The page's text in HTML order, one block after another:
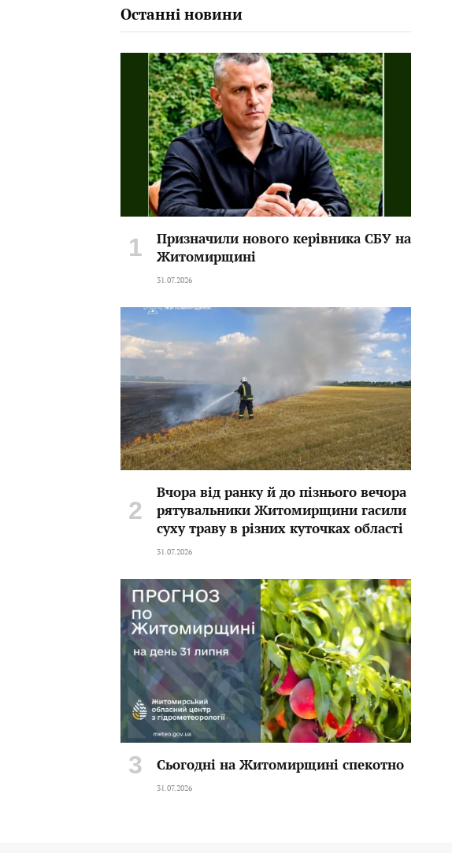
Останні новини
Призначили нового керівника СБУ на
Житомирщині
31.07.2026
Вчора від ранку й до пізнього вечора
рятувальники Житомирщини гасили
суху траву в різних куточках області
31.07.2026
Сьогодні на Житомирщині спекотно
31.07.2026